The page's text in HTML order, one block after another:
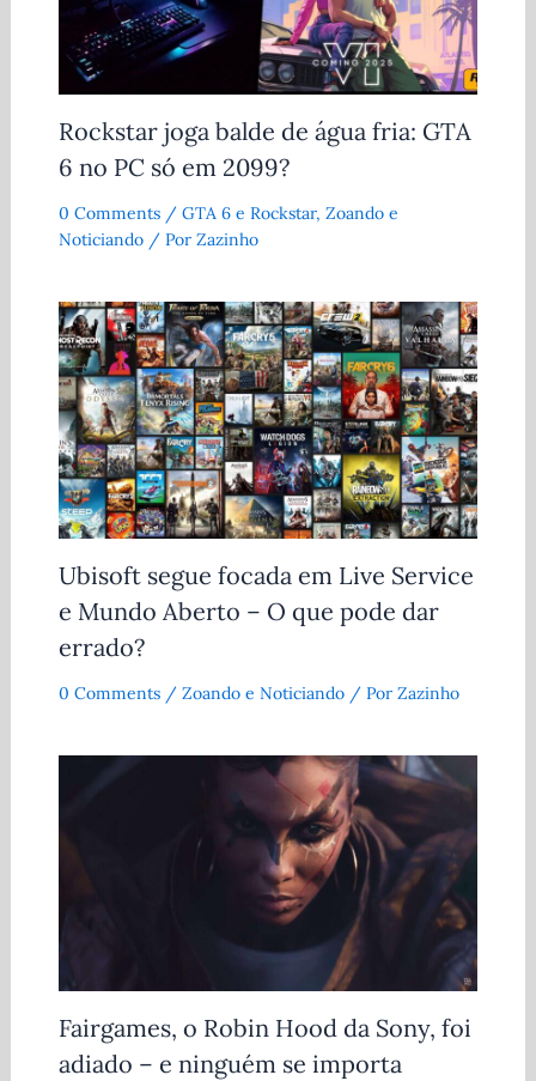
Rockstar joga balde de água fria: GTA
6 no PC só em 2099?
0 Comments / GTA 6 e Rockstar, Zoando e
Noticiando/ Por Zazinho
Ubisoft segue focada em Live Service
e Mundo Aberto – O que pode dar
errado?
0 Comments / Zoando e Noticiando/ Por Zazinho
Fairgames, o Robin Hood da Sony, foi
adiado – e ninguém se importa